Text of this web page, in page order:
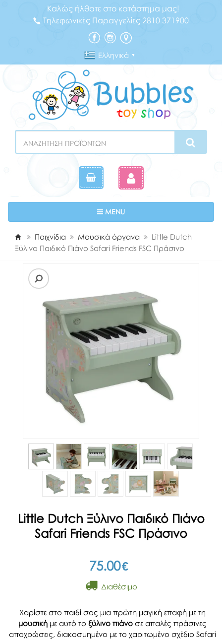
Καλώς ήλθατε στο κατάστημα μας!
Τηλεφωνικές Παραγγελίες 2810 371900
Ελληνικά ▼
MENUToggle navigation
Παιχνίδια Μουσικά όργανα
Little Dutch
Ξύλινο Παιδικό Πιάνο Safari Friends FSC Πράσινο
Little Dutch Ξύλινο Παιδικό Πιάνο
Safari Friends FSC Πράσινο
75.00€
Διαθέσιμο
Χαρίστε στο παιδί σας μια πρώτη μαγική επαφή με τη
μουσικήμε αυτό το ξύλινο πιάνοσε απαλές πράσινες
αποχρώσεις, διακοσμημένο με το χαριτωμένο σχέδιο Safari